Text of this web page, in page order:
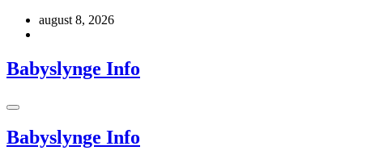
Videreaugust 8, 2026
Babyslynge Info
Babyslynge Info